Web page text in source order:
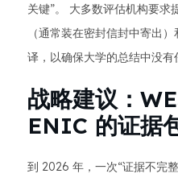
关键”。 大多数评估机构要求
（通常装在密封信封中寄出
译，以确保大学的总结中没有
战略建议：
ENIC 的证据
到 2026 年，一次“证据不完